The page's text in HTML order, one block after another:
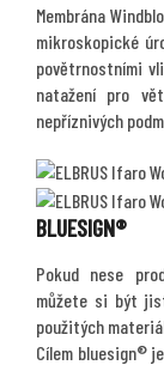
Membrána
mikroskopické
povětrnostními
natažení pro
nepříznivých
BLUESIGN®
Pokud nese
můžete si být
použitých
Cílem bluesign®